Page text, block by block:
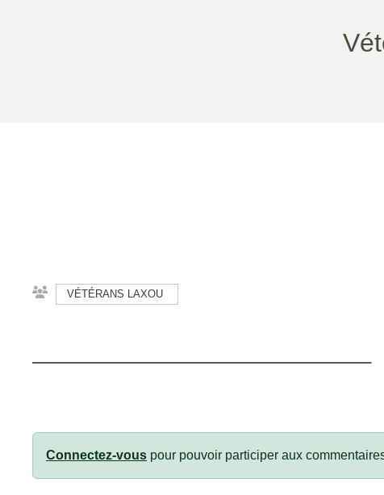
VÉTÉRANS LAXOU
Connectez-vous pour pouvoir participer aux